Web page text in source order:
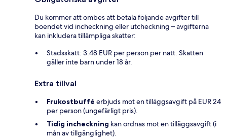
Du kommer att ombes att betala följande avgifter till
boendet vid incheckning eller utcheckning – avgifterna
kan inkludera tillämpliga skatter:
Stadsskatt: 3.48 EUR per person per natt. Skatten
gäller inte barn under 18 år.
Extra tillval
Frukostbuffé erbjuds mot en tilläggsavgift på EUR 24
per person (ungefärligt pris).
Tidig incheckning kan ordnas mot en tilläggsavgift (i
mån av tillgänglighet).